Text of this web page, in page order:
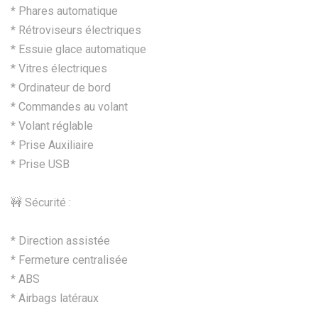
* Phares automatique
* Rétroviseurs électriques
* Essuie glace automatique
* Vitres électriques
* Ordinateur de bord
* Commandes au volant
* Volant réglable
* Prise Auxiliaire
* Prise USB
🚧 Sécurité :
* Direction assistée
* Fermeture centralisée
* ABS
* Airbags latéraux